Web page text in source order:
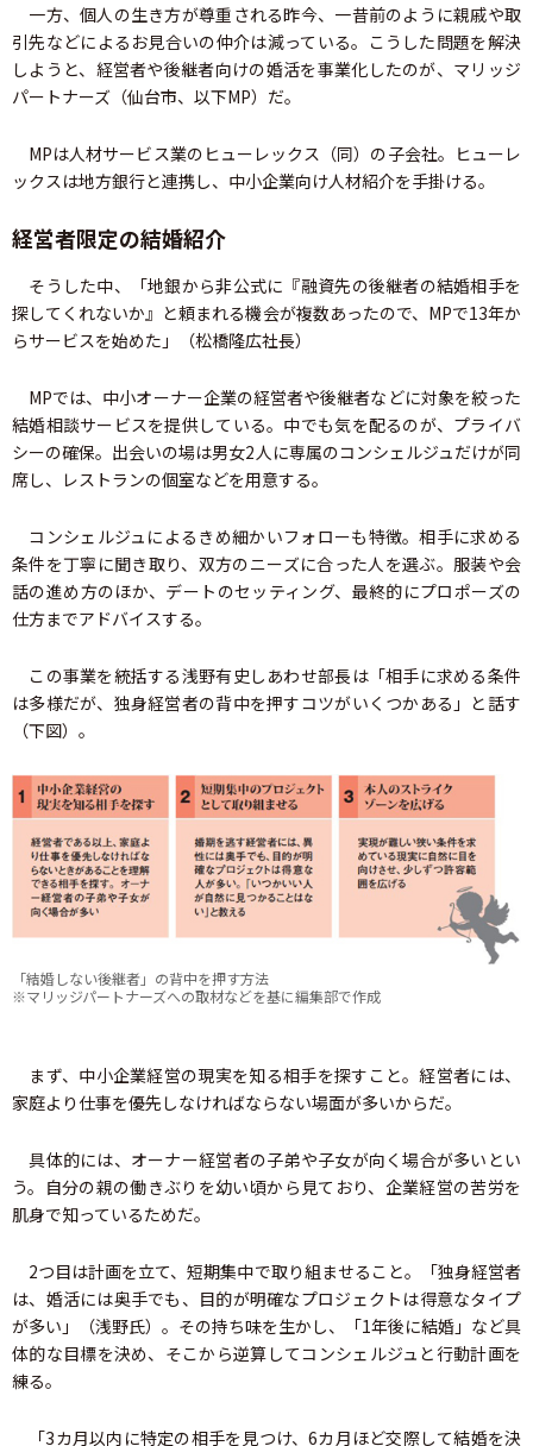
一方、個人の生き方が尊重される昨今、一昔前のように親戚や取
引先などによるお見合いの仲介は減っている。こうした問題を解決
しようと、経営者や後継者向けの婚活を事業化したのが、マリッジ
パートナーズ（仙台市、以下MP）だ。
MPは人材サービス業のヒューレックス（同）の子会社。ヒューレ
ックスは地方銀行と連携し、中小企業向け人材紹介を手掛ける。
経営者限定の結婚紹介
そうした中、「地銀から非公式に『融資先の後継者の結婚相手を
探してくれないか』と頼まれる機会が複数あったので、MPで13年か
らサービスを始めた」（松橋隆広社長）
MPでは、中小オーナー企業の経営者や後継者などに対象を絞った
結婚相談サービスを提供している。中でも気を配るのが、プライバ
シーの確保。出会いの場は男女2人に専属のコンシェルジュだけが同
席し、レストランの個室などを用意する。
コンシェルジュによるきめ細かいフォローも特徴。相手に求める
条件を丁寧に聞き取り、双方のニーズに合った人を選ぶ。服装や会
話の進め方のほか、デートのセッティング、最終的にプロポーズの
仕方までアドバイスする。
この事業を統括する浅野有史しあわせ部長は「相手に求める条件
は多様だが、独身経営者の背中を押すコツがいくつかある」と話す
（下図）。
「結婚しない後継者」の背中を押す方法
※マリッジパートナーズへの取材などを基に編集部で作成
まず、中小企業経営の現実を知る相手を探すこと。経営者には、
家庭より仕事を優先しなければならない場面が多いからだ。
具体的には、オーナー経営者の子弟や子女が向く場合が多いとい
う。自分の親の働きぶりを幼い頃から見ており、企業経営の苦労を
肌身で知っているためだ。
2つ目は計画を立て、短期集中で取り組ませること。「独身経営者
は、婚活には奥手でも、目的が明確なプロジェクトは得意なタイプ
が多い」（浅野氏）。その持ち味を生かし、「1年後に結婚」など具
体的な目標を決め、そこから逆算してコンシェルジュと行動計画を
練る。
「3カ月以内に特定の相手を見つけ、6カ月ほど交際して結婚を決